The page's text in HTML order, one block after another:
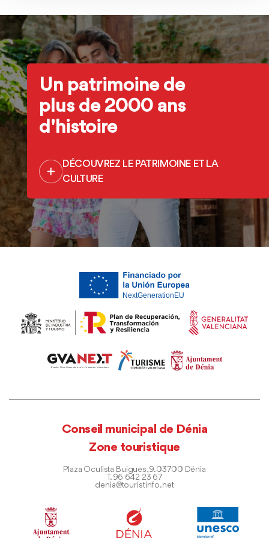
Un patrimoine de
plus de 2000 ans
d'histoire
DÉCOUVREZ LE PATRIMOINE ET LA
CULTURE
Conseil municipal de Dénia
Zone touristique
Plaza Oculista Buigues, 9. 03700 Dénia
T. 96 642 23 67
denia@touristinfo.net